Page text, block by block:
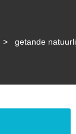
> getande